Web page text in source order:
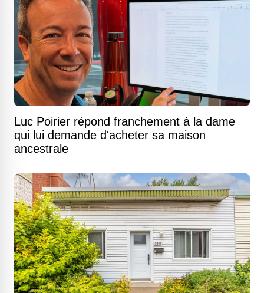
Luc Poirier répond franchement à la dame
qui lui demande d'acheter sa maison
ancestrale